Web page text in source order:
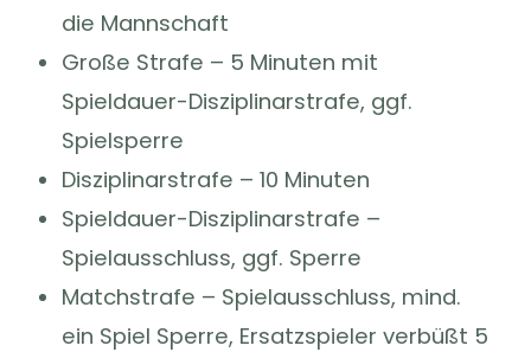
die Mannschaft
Große Strafe – 5 Minuten mit
Spieldauer-Disziplinarstrafe, ggf.
Spielsperre
Disziplinarstrafe – 10 Minuten
Spieldauer-Disziplinarstrafe –
Spielausschluss, ggf. Sperre
Matchstrafe – Spielausschluss, mind.
ein Spiel Sperre, Ersatzspieler verbüßt 5